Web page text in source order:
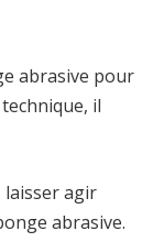
abrasive pour
il
laisser agir
abrasive.